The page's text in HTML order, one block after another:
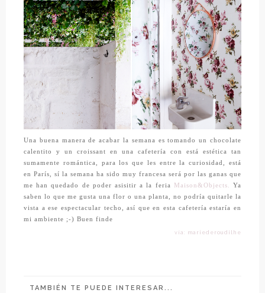
Una buena manera de acabar la semana es tomando un chocolate
calentito y un croissant en una cafetería con está estética tan
sumamente romántica, para los que les entre la curiosidad, está
en París, sí la semana ha sido muy francesa será por las ganas que
me han quedado de poder asisitir a la feria
Maison&Objects.
Ya
saben lo que me gusta una flor o una planta, no podría quitarle la
vista a ese espectacular techo, así que en esta cafetería estaría en
mi ambiente ;-) Buen finde
vía: mariederoudilhe
TAMBIÉN TE PUEDE INTERESAR...